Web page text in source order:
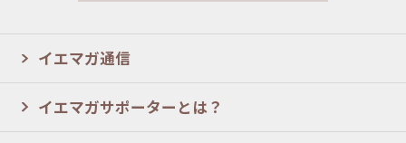
イエマガ通信
イエマガサポーターとは？